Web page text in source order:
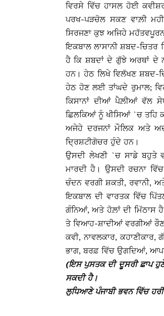
ਵਿਰਸੇ ਵਿੱਚ ਹਾਸਲ ਹੋਈ
ਪਰਖ-ਪੜਚੋਲ ਸਕਣ ਵਾਲ਼ੀ
ਸਿਰਜਣਾ ਕੁਝ ਅਜਿਹੇ
ਇਕਬਾਲ ਲਾਸਾਨੀ ਸ਼ਬਦ-ਚਿਤਰ
ਹੈ ਕਿ ਸ਼ਬਦਾਂ ਦੇ ਗੁੱਝੇ ਅਰਥਾਂ ਦੇ
ਹਨ। ਹੇਠ ਲਿਖੇ ਵਿਲੱਖਣ ਸ਼ਬਦ-
ਹੇਠ ਹੋਣ ਲਈ ਤਾਂਘਦੇ ਰੁਮਾਲ;
ਕਿਸਾਨਾਂ ਦੀਆਂ ਪੈਲ਼ੀਆਂ ਵੱਲ
ਛਿਲਕਿਆਂ ਨੂੰ ਖੀਸਿਆਂ `ਚ ਤਹਿ
ਅਜੇਹੇ ਦਰਜਨਾਂ ਮੌਲਿਕ ਅਤੇ
ਦ੍ਰਿਸ਼ਟੀਗੋਚਰ ਹੁੰਦੇ ਹਨ।
ਉਸਦੀ ਲੇਖਣੀ `ਚ ਸਾਡੇ ਬਹੁਤੇ
ਮਾਰਦੀ ਹੈ। ਉਸਦੀ ਰਚਨਾ
ਚੰਦਨ ਵਰਗੀ ਸ਼ਕਤੀ, ਰਵਾਨੀ,
ਇਕਬਾਲ ਦੀ ਵਾਰਤਕ ਵਿੱਚ
ਗੰਨਿਆਂ, ਅਤੇ ਹੋਲ਼ਾਂ ਦੀ ਮਿੱਠਾਸ
ਤੇ ਵਿਆਹ-ਸ਼ਾਦੀਆਂ ਵਰਗੀਆਂ
ਕਵੀ, ਨਾਵਲਕਾਰ,
ਭਾਗ, ਬਰਫ਼ ਵਿੱਚ ਉਗਦਿਆਂ,
(ਇਸ ਪੁਸਤਕ ਦੀ ਦੂਸਰੀ ਛਾਪ
ਸਕਦੀ ਹੈ।
ਲੁਧਿਆਣੇ ਪੰਜਾਬੀ ਭਵਨ ਵਿੱਚ